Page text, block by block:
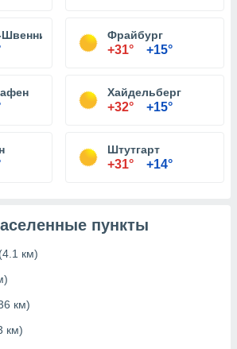
Фрайбург
+31° +15°
Хайдельберг
+32° +15°
Штутгарт
+31° +14°
пункты
(4.1 км)
км)
км)